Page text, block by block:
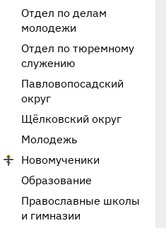
Отдел по делам
молодежи
Отдел по тюремному
служению
Павловопосадский
округ
Щёлковский округ
Молодежь
Новомученики
Образование
Православные школы
и гимназии